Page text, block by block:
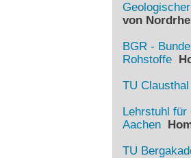
von
BGR -
Rohstoffe
TU Clausthal
Lehrstuhl für
Aachen
TU